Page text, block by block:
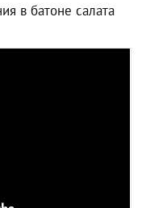
в батоне салата